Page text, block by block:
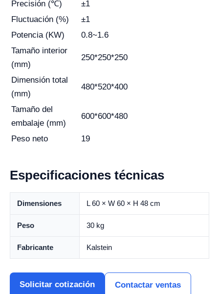
Precisión (℃)
±1
Fluctuación (%)
±1
Potencia (KW)
0.8~1.6
Tamaño interior
(mm)
250*250*250
Dimensión total
(mm)
480*520*400
Tamaño del
embalaje (mm)
600*600*480
Peso neto 19
Especificaciones técnicas
Dimensiones L 60 × W 60 × H 48 cm
Peso 30 kg
Fabricante Kalstein
Solicitar cotización Contactar ventas